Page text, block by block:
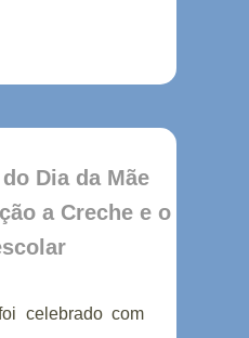
Dia da Mãe
a Creche e o
celebrado com